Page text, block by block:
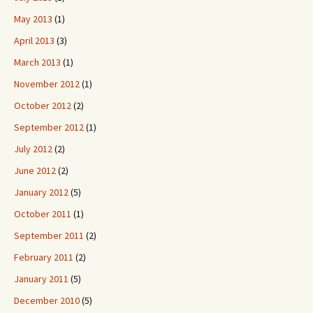
May 2013 (1)
April 2013 (3)
March 2013 (1)
November 2012(1)
October 2012(2)
September 2012(1)
July 2012(2)
June 2012(2)
January 2012(5)
October 2011 (1)
September 2011 (2)
February 2011 (2)
January 2011 (5)
December 2010(5)